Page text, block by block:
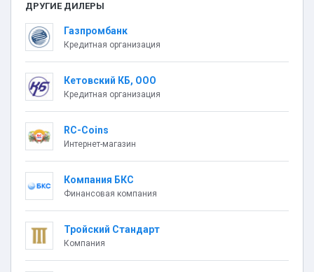
ДРУГИЕ ДИЛЕРЫ
Газпромбанк
Кредитная организация
Кетовский КБ, ООО
Кредитная организация
RC-Coins
Интернет-магазин
Компания БКС
Финансовая компания
Тройский Стандарт
Компания